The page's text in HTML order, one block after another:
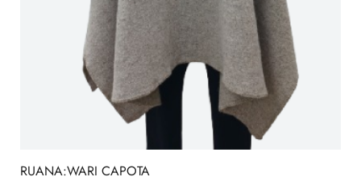
RUANA:WARI CAPOTA